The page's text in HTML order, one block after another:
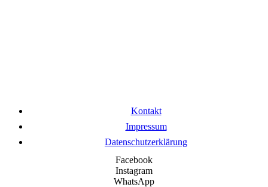
Kontakt
Impressum
Datenschutzerklärung
Facebook
Instagram
WhatsApp